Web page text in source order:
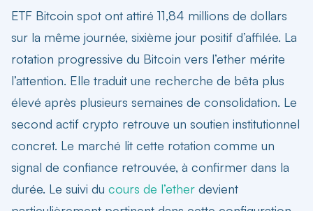
ETF Bitcoin spot ont attiré 11,84 millions de dollars
sur la même journée, sixième jour positif d’affilée. La
rotation progressive du Bitcoin vers l’ether mérite
l’attention. Elle traduit une recherche de bêta plus
élevé après plusieurs semaines de consolidation. Le
second actif crypto retrouve un soutien institutionnel
concret. Le marché lit cette rotation comme un
signal de confiance retrouvée, à confirmer dans la
durée. Le suivi du cours de l’ether devient